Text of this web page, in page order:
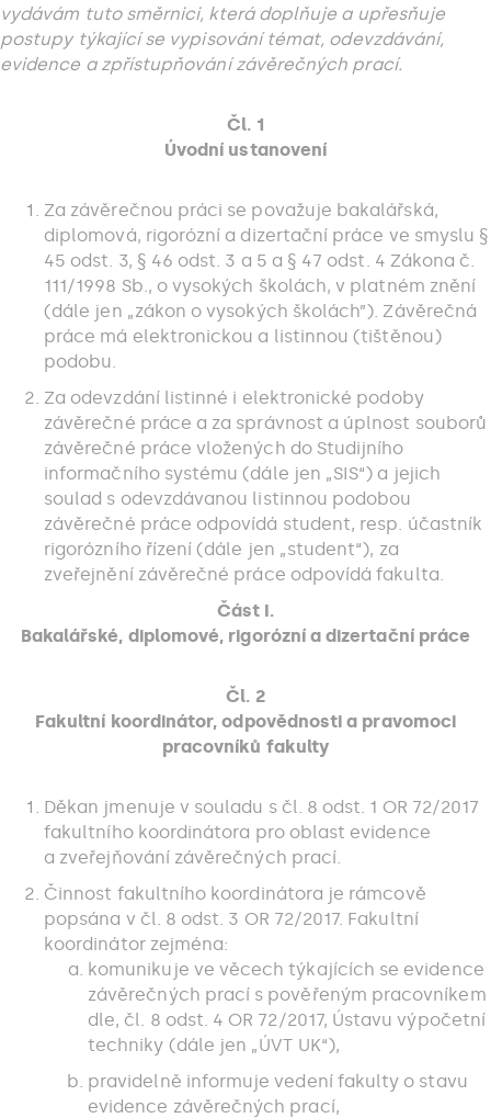
vydávám tuto směrnici, která doplňuje a upřesňuje
postupy týkající se vypisování témat, odevzdávání,
evidence a zpřístupňování závěrečných prací.
Čl. 1
Úvodní ustanovení
Za závěrečnou práci se považuje bakalářská,
diplomová, rigorózní a dizertační práce ve smyslu §
45 odst. 3, § 46 odst. 3 a 5 a § 47 odst. 4 Zákona č.
111/1998 Sb., o vysokých školách, v platném znění
(dále jen „zákon o vysokých školách”). Závěrečná
práce má elektronickou a listinnou (tištěnou)
podobu.
Za odevzdání listinné i elektronické podoby
závěrečné práce a za správnost a úplnost souborů
závěrečné práce vložených do Studijního
informačního systému (dále jen „SIS“) a jejich
soulad s odevzdávanou listinnou podobou
závěrečné práce odpovídá student, resp. účastník
rigorózního řízení (dále jen „student“), za
zveřejnění závěrečné práce odpovídá fakulta.
Část I.
Bakalářské, diplomové, rigorózní a dizertační práce
Čl. 2
Fakultní koordinátor, odpovědnosti a pravomoci
pracovníků fakulty
Děkan jmenuje v souladu s čl. 8 odst. 1 OR 72/2017
fakultního koordinátora pro oblast evidence
a zveřejňování závěrečných prací.
Činnost fakultního koordinátora je rámcově
popsána v čl. 8 odst. 3 OR 72/2017. Fakultní
koordinátor zejména:
komunikuje ve věcech týkajících se evidence
závěrečných prací s pověřeným pracovníkem
dle, čl. 8 odst. 4 OR 72/2017, Ústavu výpočetní
techniky (dále jen „ÚVT UK“),
pravidelně informuje vedení fakulty o stavu
evidence závěrečných prací,